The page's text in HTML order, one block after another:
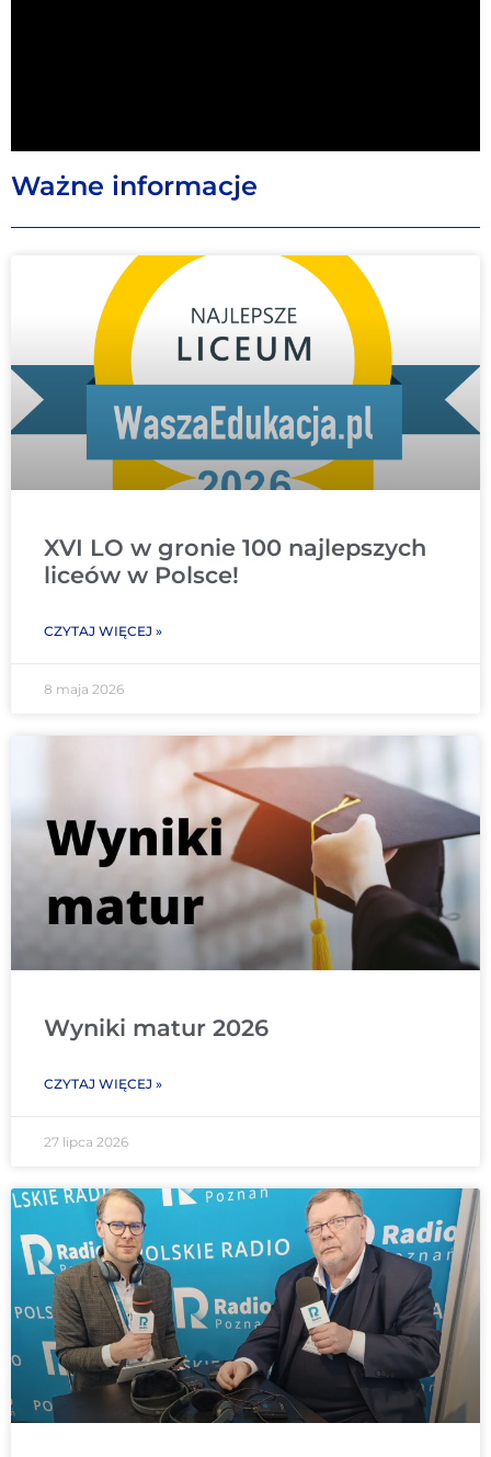
Ważne informacje
XVI LO w gronie 100 najlepszych
liceów w Polsce!
CZYTAJ WIĘCEJ »
8 maja 2026
Wyniki matur 2026
CZYTAJ WIĘCEJ »
27 lipca 2026